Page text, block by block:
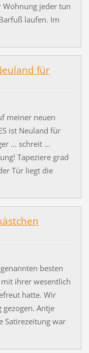
Wohnung jeder tun
laufen. Im
für
meiner neuen
ist Neuland für
... schreit ...
Tapeziere grad
Tür liegt die
besten
ihrer wesentlich
hatte. Wir
Antje
Satirezeitung war